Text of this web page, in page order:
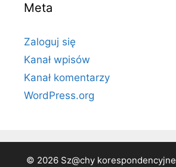
Meta
Zaloguj się
Kanał wpisów
Kanał komentarzy
WordPress.org
© 2026 Sz@chy korespondencyjne